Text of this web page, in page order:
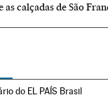
calçadas de São
do EL PAÍS Brasil